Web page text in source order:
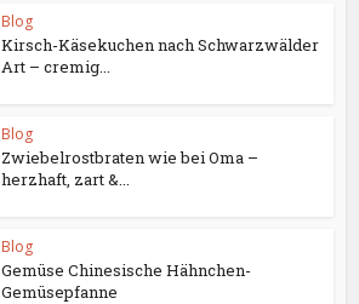
Blog
Kirsch-Käsekuchen nach Schwarzwälder
Art – cremig...
Blog
Zwiebelrostbraten wie bei Oma –
herzhaft, zart &...
Blog
Gemüse Chinesische Hähnchen-
Gemüsepfanne